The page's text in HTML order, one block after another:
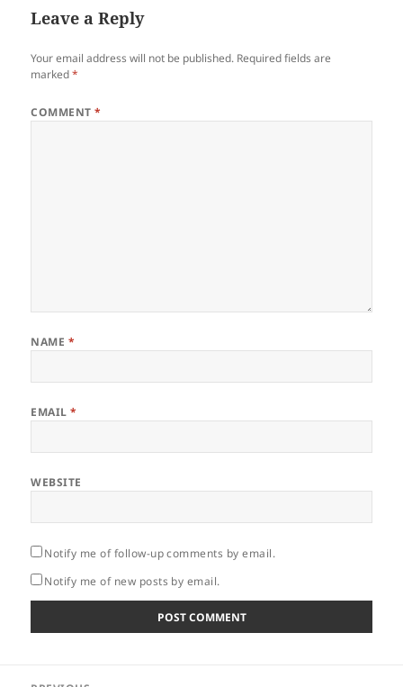
Leave a Reply
Your email address will not be published. Required fields are
marked*
COMMENT*
NAME *
EMAIL*
WEBSITE
Notify me of follow-up comments by email.
Notify me of new posts by email.